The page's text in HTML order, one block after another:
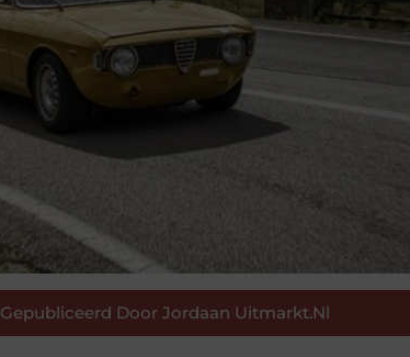
Gepubliceerd Door Jordaan Uitmarkt.nl